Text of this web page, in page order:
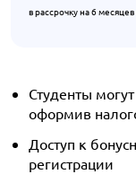
в рассрочку на 6 месяцев
Студенты
оформив
Доступ к
регистрации